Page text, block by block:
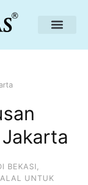
BEKASI
UNTUK